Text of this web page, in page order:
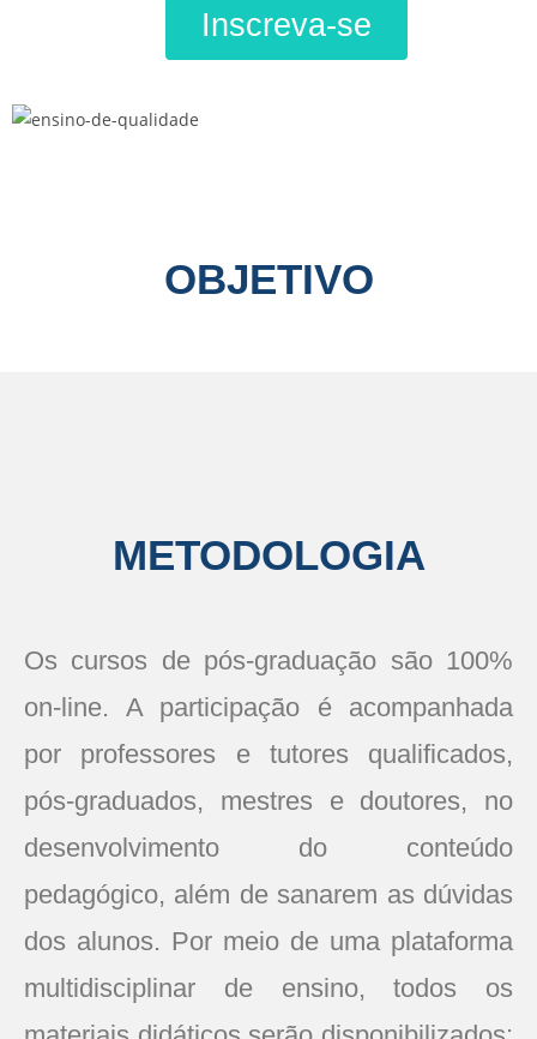
Inscreva-se
OBJETIVO
METODOLOGIA
Os cursos de pós-graduação são 100%
on-line. A participação é acompanhada
por professores e tutores qualificados,
pós-graduados, mestres e doutores, no
desenvolvimento do conteúdo
pedagógico, além de sanarem as dúvidas
dos alunos. Por meio de uma plataforma
multidisciplinar de ensino, todos os